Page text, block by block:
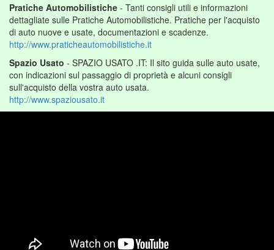
Pratiche Automobilistiche - Tanti consigli utili e informazioni
dettagliate sulle Pratiche Automobilistiche. Pratiche per l'acquisto
di auto nuove e usate, documentazioni e scadenze.
http://www.praticheautomobilistiche.it
Spazio Usato - SPAZIO USATO .IT: Il sito guida sulle auto usate,
con indicazioni sul passaggio di proprietà e alcuni consigli
sull'acquisto della vostra auto usata.
http://www.spaziousato.it